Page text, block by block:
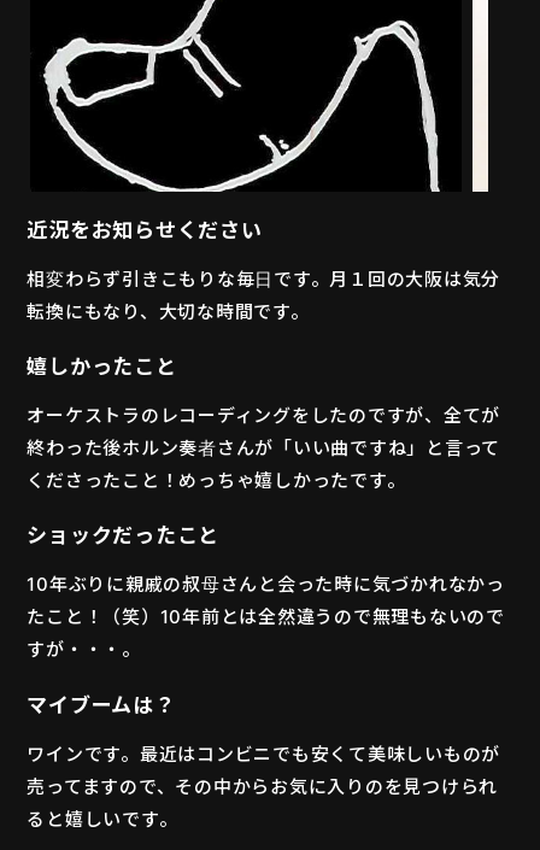
近況をお知らせください
相変わらず引きこもりな毎日です。月１回の大阪は気分
転換にもなり、大切な時間です。
嬉しかったこと
オーケストラのレコーディングをしたのですが、全てが
終わった後ホルン奏者さんが「いい曲ですね」と言って
くださったこと！めっちゃ嬉しかったです。
ショックだったこと
10年ぶりに親戚の叔母さんと会った時に気づかれなかっ
たこと！（笑）10年前とは全然違うので無理もないので
すが・・・。
マイブームは？
ワインです。最近はコンビニでも安くて美味しいものが
売ってますので、その中からお気に入りのを見つけられ
ると嬉しいです。